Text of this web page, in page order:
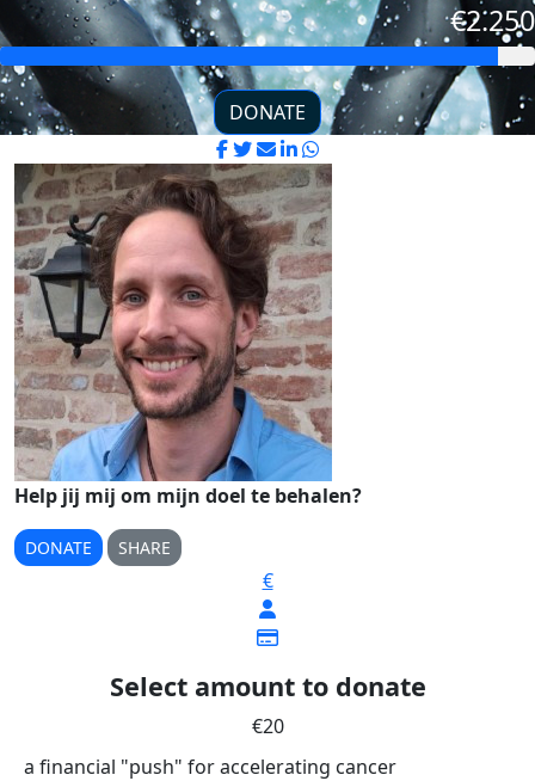
€2.250
DONATE
Help jij mij om mijn doel te behalen?
DONATE SHARE
€
Select amount to donate
€20
a financial "push" for accelerating cancer